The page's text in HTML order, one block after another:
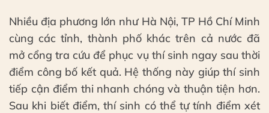
Nhiều địa phương lớn như Hà Nội, TP Hồ Chí Minh
cùng các tỉnh, thành phố khác trên cả nước đã
mở cổng tra cứu để phục vụ thí sinh ngay sau thời
điểm công bố kết quả. Hệ thống này giúp thí sinh
tiếp cận điểm thi nhanh chóng và thuận tiện hơn.
Sau khi biết điểm, thí sinh có thể tự tính điểm xét